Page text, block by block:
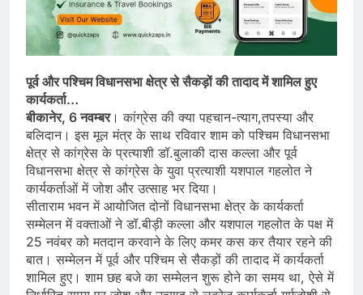
पूर्व और पश्चिम विधानसभा क्षेत्र से सैकड़ों की तादाद में शामिल हुए
कार्यकर्ता…
बीकानेर, 6 नवम्बर। कांग्रेस की क्या पहचान-त्याग,तपस्या और
बलिदान। इस मूल मंत्र के साथ रविवार शाम को पश्चिम विधानसभा
क्षेत्र से कांग्रेस के प्रत्याशी डॉ.बुलाकी दास कल्ला और पूर्व
विधानसभा क्षेत्र से कांग्रेस के युवा प्रत्याशी यशपाल गहलोत ने
कार्यकर्ताओं में जोश और उत्साह भर दिया।
सीताराम भवन में आयोजित दोनों विधानसभा क्षेत्र के कार्यकर्ता
सम्मेलन में वक्ताओं ने डॉ.बीड़ी कल्ला और यशपाल गहलोत के पक्ष में
25 नवंबर को मतदान करवाने के लिए कमर कस कर तैयार रहने की
बात। सम्मेलन में पूर्व और पश्चिम से सैकड़ों की तादाद में कार्यकर्ता
शामिल हुए। शाम छह बजे का सम्मेलन शुरू होने का समय था, ऐसे में